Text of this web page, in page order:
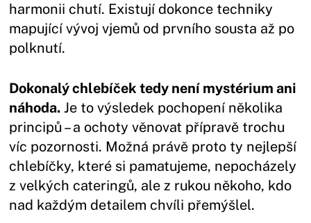
harmonii chutí. Existují dokonce techniky
mapující vývoj vjemů od prvního sousta až po
polknutí.
Dokonalý chlebíček tedy není mystérium ani
náhoda. Je to výsledek pochopení několika
principů – a ochoty věnovat přípravě trochu
víc pozornosti. Možná právě proto ty nejlepší
chlebíčky, které si pamatujeme, nepocházely
z velkých cateringů, ale z rukou někoho, kdo
nad každým detailem chvíli přemýšlel.